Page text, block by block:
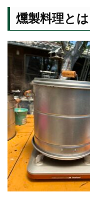
燻製料理とは